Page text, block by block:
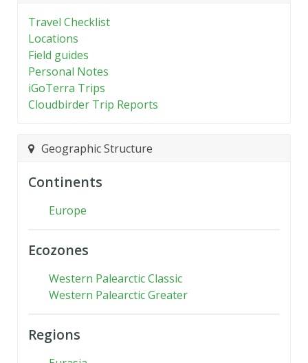
Travel Checklist
Locations
Field guides
Personal Notes
iGoTerra Trips
Cloudbirder Trip Reports
Geographic Structure
Continents
Europe
Ecozones
Western Palearctic Classic
Western Palearctic Greater
Regions